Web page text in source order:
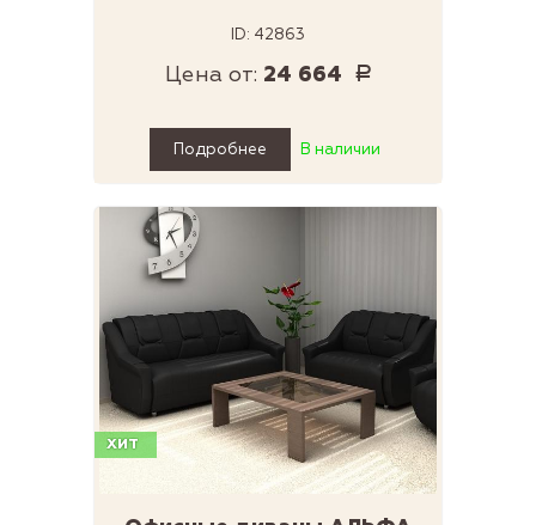
ID: 42863
Цена от: 24 664 Р
Подробнее В наличии
ХИТ